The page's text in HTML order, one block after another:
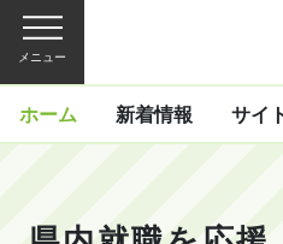
メニュー
ホーム 新着情報 サイ